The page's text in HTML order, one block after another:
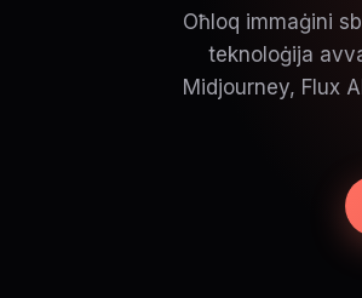
Oħloq immaġini
teknoloġija
Midjourney, Flux